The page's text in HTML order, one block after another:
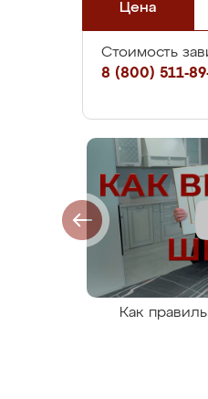
Цена
Стоимость
8 (800) 511-
Как